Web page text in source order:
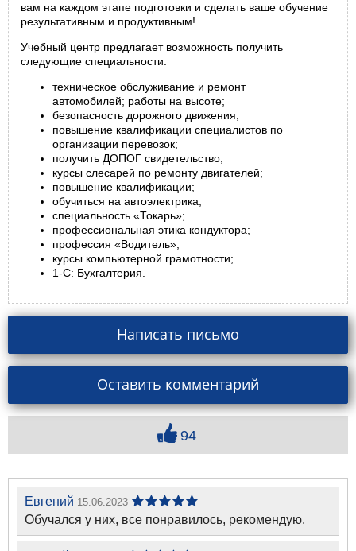
Евгений 15.06.2023
Обучался у них, все понравилось, рекомендую.
Написать письмо
Оставить комментарий
94
вам на каждом этапе подготовки и сделать ваше обучение
результативным и продуктивным!
Учебный центр предлагает возможность получить
следующие специальности:
техническое обслуживание и ремонт
автомобилей; работы на высоте;
безопасность дорожного движения;
повышение квалификации специалистов по
организации перевозок;
получить ДОПОГ свидетельство;
курсы слесарей по ремонту двигателей;
повышение квалификации;
обучиться на автоэлектрика;
специальность «Токарь»;
профессиональная этика кондуктора;
профессия «Водитель»;
курсы компьютерной грамотности;
1-С: Бухгалтерия.